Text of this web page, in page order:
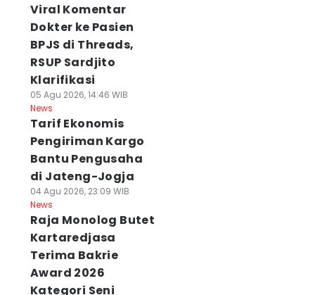
Unik
di JEC,
Matcha
Eksplorasi
Agu 2026, 15:54 WIB
Viral Komentar
Medsos, Sardjito
Hentikan Praktik
Dokter PPDS
06 Agu 2026, 14:14 WIB
News
Viral Komentar
Dokter ke Pasien
BPJS di Threads,
RSUP Sardjito
Klarifikasi
05 Agu 2026, 14:46 WIB
News
Tarif Ekonomis
Pengiriman Kargo
Bantu Pengusaha
di Jateng-Jogja
04 Agu 2026, 23:09 WIB
News
Raja Monolog Butet
Kartaredjasa
Terima Bakrie
Award 2026
Kategori Seni